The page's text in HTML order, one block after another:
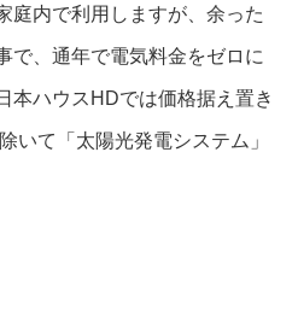
庭内で利用しますが、余った
で、通年で電気料金をゼロに
本ハウスHDでは価格据え置き
いて「太陽光発電システム」